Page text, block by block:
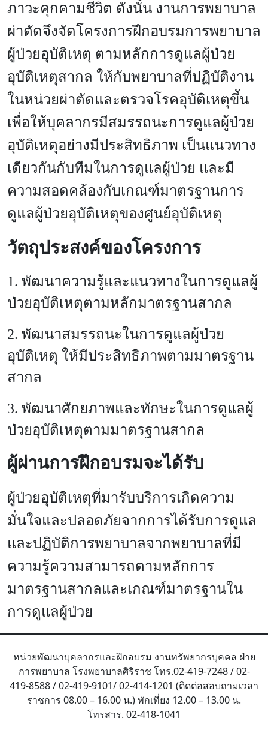
ภาวะคุกคามชีวิต ดังนั้น งานการพยาบาล
ผ่าตัดจึงจัดโครงการฝึกอบรมการพยาบาล
ผู้ป่วยอุบัติเหตุ ตามหลักการดูแลผู้ป่วย
อุบัติเหตุสากล ให้กับพยาบาลที่ปฏิบัติงาน
ในหน่วยผ่าตัดและตรวจโรคอุบัติเหตุขึ้น
เพื่อให้บุคลากรมีสมรรถนะการดูแลผู้ป่วย
อุบัติเหตุอย่างมีประสิทธิภาพ เป็นแนวทาง
เดียวกันกับทีมในการดูแลผู้ป่วย และมี
ความสอดคล้องกับเกณฑ์มาตรฐานการ
ดูแลผู้ป่วยอุบัติเหตุของศูนย์อุบัติเหตุ
วัตถุประสงค์ของโครงการ
1. พัฒนาความรู้และแนวทางในการดูแลผู้
ป่วยอุบัติเหตุตามหลักมาตรฐานสากล
2. พัฒนาสมรรถนะในการดูแลผู้ป่วย
อุบัติเหตุ ให้มีประสิทธิภาพตามมาตรฐาน
สากล
3. พัฒนาศักยภาพและทักษะในการดูแลผู้
ป่วยอุบัติเหตุตามมาตรฐานสากล
ผู้ผ่านการฝึกอบรมจะได้รับ
ผู้ป่วยอุบัติเหตุที่มารับบริการเกิดความ
มั่นใจและปลอดภัยจากการได้รับการดูแล
และปฏิบัติการพยาบาลจากพยาบาลที่มี
ความรู้ความสามารถตามหลักการ
มาตรฐานสากลและเกณฑ์มาตรฐานใน
การดูแลผู้ป่วย
หน่วยพัฒนาบุคลากรและฝึกอบรม งานทรัพยากรบุคคล ฝ่าย
การพยาบาล โรงพยาบาลศิริราช โทร.02-419-7248 / 02-
419-8588 / 02-419-9101/ 02-414-1201 (ติดต่อสอบถามเวลา
ราชการ 08.00 – 16.00 น.) พักเที่ยง 12.00 – 13.00 น.
โทรสาร. 02-418-1041